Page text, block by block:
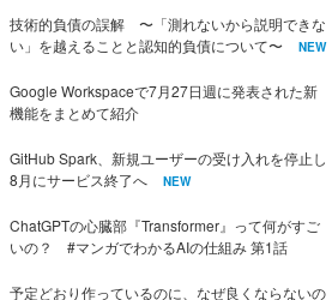
技術的負債の誤解 〜「測れないから説明できな
い」を越えることと認知的負債について〜
NEW
Google Workspaceで7月27日週に発表された新
機能をまとめて紹介
GitHub Spark、新規ユーザーの受け入れを停止し
8月にサービス終了へ
NEW
ChatGPTの心臓部『Transformer』って何がすご
いの？ #マンガでわかるAIの仕組み 第1話
予定どおり作っているのに、なぜ良くならないの